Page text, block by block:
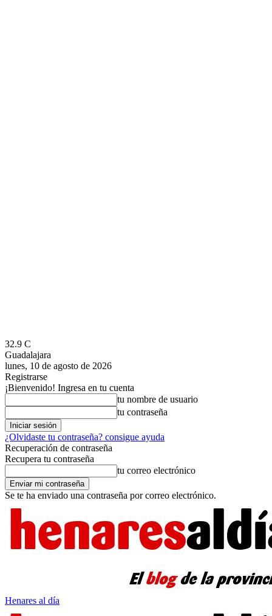
32.9 C
Guadalajara
lunes, 10 de agosto de 2026
Registrarse
¡Bienvenido! Ingresa en tu cuenta
tu nombre de usuario
tu contraseña
¿Olvidaste tu contraseña? consigue ayuda
Recuperación de contraseña
Recupera tu contraseña
tu correo electrónico
Se te ha enviado una contraseña por correo electrónico.
Henares al día